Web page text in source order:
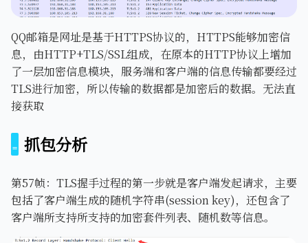
QQ邮箱是网址是基于HTTPS协议的，HTTPS能够加密信
息，由HTTP+TLS/SSL组成，在原本的HTTP协议上增加
了一层加密信息模块，服务端和客户端的信息传输都要经过
TLS进行加密，所以传输的数据都是加密后的数据。无法直
接获取
抓包分析
第57帧：TLS握手过程的第一步就是客户端发起请求，主要
包括了客户端生成的随机字符串(session key)，还包含了
客户端所支持所支持的加密套件列表、随机数等信息。